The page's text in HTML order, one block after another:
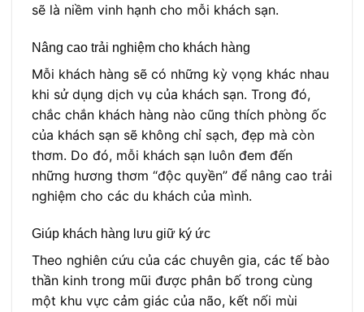
sẽ là niềm vinh hạnh cho mỗi khách sạn.
Nâng cao trải nghiệm cho khách hàng
Mỗi khách hàng sẽ có những kỳ vọng khác nhau
khi sử dụng dịch vụ của khách sạn. Trong đó,
chắc chắn khách hàng nào cũng thích phòng ốc
của khách sạn sẽ không chỉ sạch, đẹp mà còn
thơm. Do đó, mỗi khách sạn luôn đem đến
những hương thơm “độc quyền” để nâng cao trải
nghiệm cho các du khách của mình.
Giúp khách hàng lưu giữ ký ức
Theo nghiên cứu của các chuyên gia, các tế bào
thần kinh trong mũi được phân bố trong cùng
một khu vực cảm giác của não, kết nối mùi